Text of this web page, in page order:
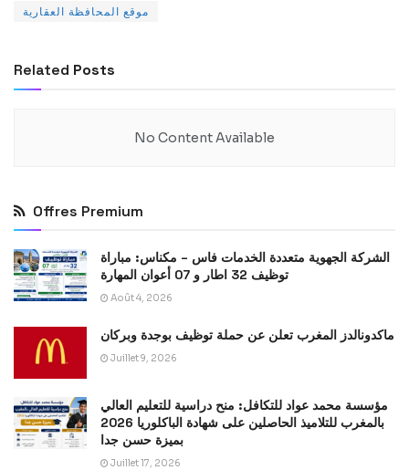
موقع المحافظة العقارية
Related Posts
No Content Available
Offres Premium
الشركة الجهوية متعددة الخدمات فاس – مكناس: مباراة
توظيف 32 اطار و 07 أعوان المهارة
Août 4, 2026
ماكدونالدز المغرب تعلن عن حملة توظيف بوجدة وبركان
Juillet 9, 2026
مؤسسة محمد عواد للتكافل: منح دراسية للتعليم العالي
بالمغرب للتلاميذ الحاصلين على شهادة الباكلوريا 2026
بميزة حسن جدا
Juillet 17, 2026